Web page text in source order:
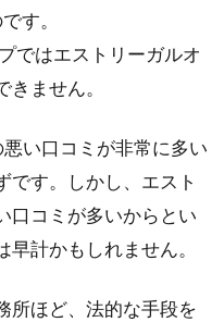
す。
ではエストリーガルオ
ません。
い口コミが非常に多い
です。しかし、エスト
口コミが多いからとい
計かもしれません。
所ほど、法的な手段を